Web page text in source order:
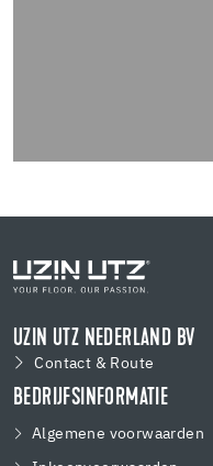
UZIN UTZ NEDERLAND BV
Contact & Route
BEDRIJFSINFORMATIE
Algemene voorwaarden